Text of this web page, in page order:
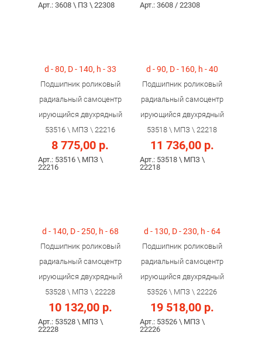
Арт.: 3608 \ ПЗ \ 22308 Арт.: 3608 / 22308
d - 80, D - 140, h - 33
Подшипник роликовый
радиальный самоцентр
ирующийся двухрядный
53516 \ МПЗ \ 22216
8 775,00 р.
Арт.: 53516 \ МПЗ \
22216
d - 90, D - 160, h - 40
Подшипник роликовый
радиальный самоцентр
ирующийся двухрядный
53518 \ МПЗ \ 22218
11 736,00 р.
Арт.: 53518 \ МПЗ \
22218
d - 140, D - 250, h - 68
Подшипник роликовый
радиальный самоцентр
ирующийся двухрядный
53528 \ МПЗ \ 22228
10 132,00 р.
Арт.: 53528 \ МПЗ \
22228
d - 130, D - 230, h - 64
Подшипник роликовый
радиальный самоцентр
ирующийся двухрядный
53526 \ МПЗ \ 22226
19 518,00 р.
Арт.: 53526 \ МПЗ \
22226